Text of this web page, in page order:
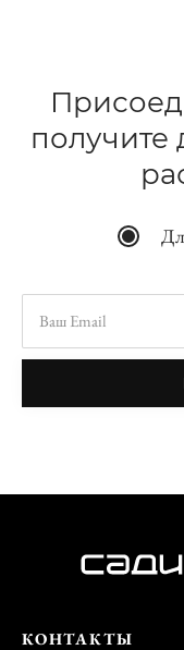
получите
КОНТАКТЫ